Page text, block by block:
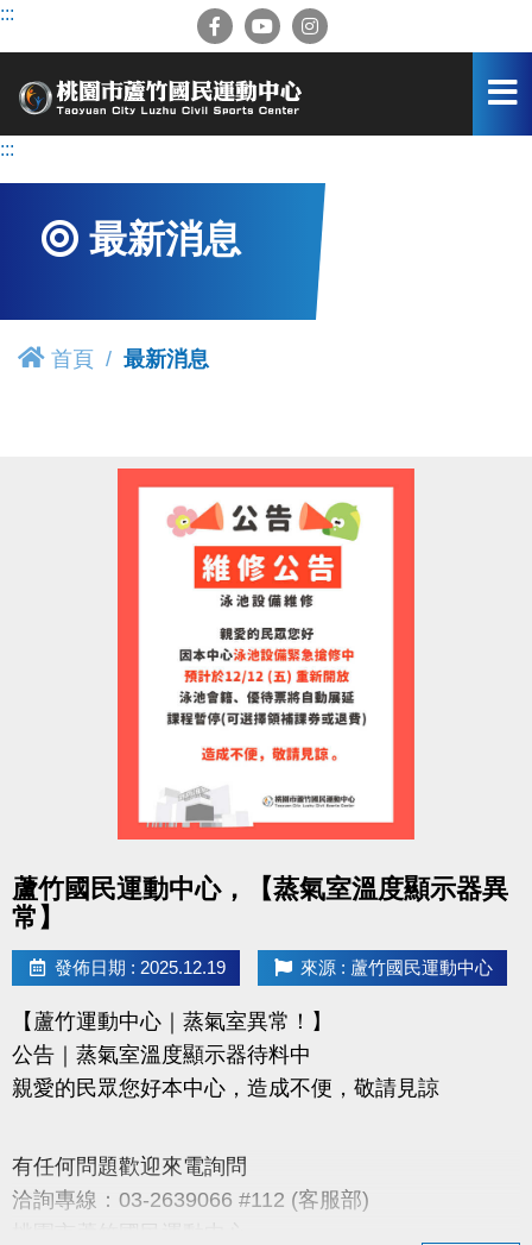
跳
容
:::
:::
最新消息
首頁 最新消息
蘆竹國民運動中心，【蒸氣室溫度顯示器異
常】
發佈日期 : 2025.12.19 來源 : 蘆竹國民運動中心
【蘆竹運動中心｜蒸氣室異常！】
公告｜蒸氣室溫度顯示器待料中
親愛的民眾您好本中心，造成不便，敬請見諒
有任何問題歡迎來電詢問
洽詢專線：03-2639066 #112 (客服部)